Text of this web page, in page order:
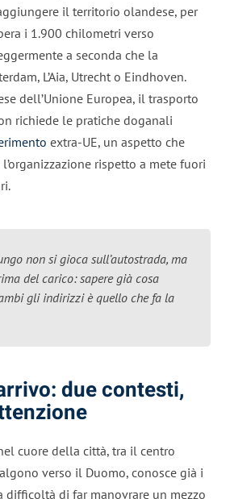
il territorio olandese, per
i 1.900 chilometri verso
a seconda che la
L’Aia, Utrecht o Eindhoven.
dell’Unione Europea, il trasporto
richiede le pratiche doganali
extra-UE, un aspetto che
rispetto a mete fuori
non si gioca sull’autostrada, ma
del carico: sapere già cosa
gli indirizzi è quello che fa la
due contesti,
cuore della città, tra il centro
verso il Duomo, conosce già i
difficoltà di far manovrare un mezzo